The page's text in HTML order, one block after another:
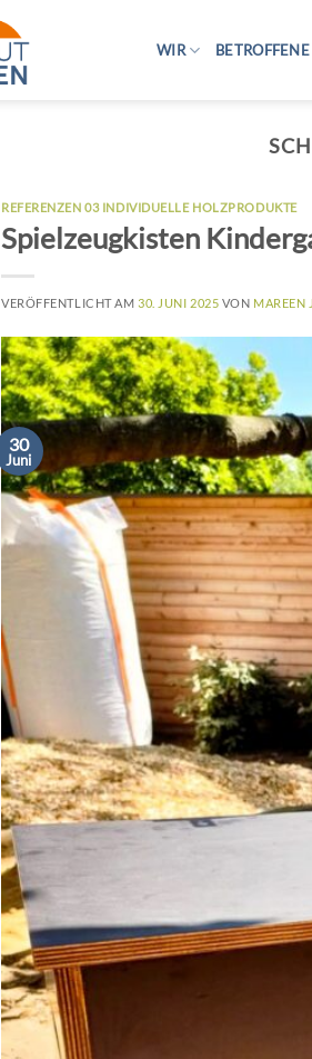
WIR BETROFFENE
REFERENZEN 03 INDIVIDUELLE HOLZPRODUKTE
Spielzeugkisten
VERÖFFENTLICHT AM30. JUNI 2025 VON MAREEN
30
Juni